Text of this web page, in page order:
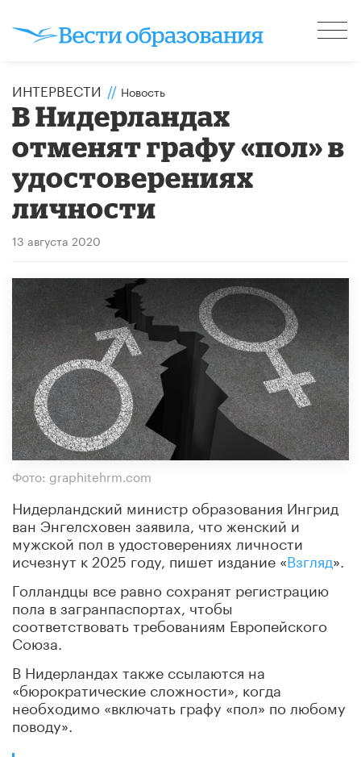
ИНТЕРВЕСТИ // Новость
В Нидерландах
отменят графу «пол» в
удостоверениях
личности
13 августа 2020
Фото: graphitehrm.com
Нидерландский министр образования Ингрид
ван Энгелсховен заявила, что женский и
мужской пол в удостоверениях личности
исчезнут к 2025 году, пишет издание «Взгляд».
Голландцы все равно сохранят регистрацию
пола в загранпаспортах, чтобы
соответствовать требованиям Европейского
Союза.
В Нидерландах также ссылаются на
«бюрократические сложности», когда
необходимо «включать графу «пол» по любому
поводу».